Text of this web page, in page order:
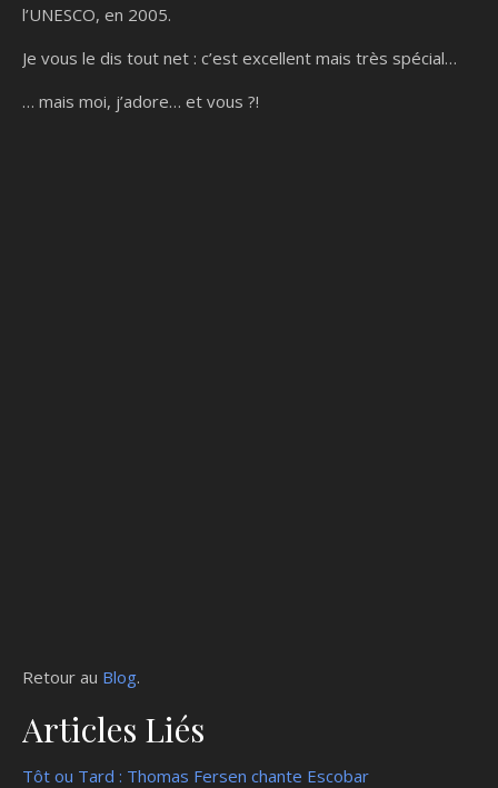
l’UNESCO, en 2005.
Je vous le dis tout net : c’est excellent mais très spécial…
… mais moi, j’adore… et vous ?!
Retour au Blog.
Articles Liés
Tôt ou Tard : Thomas Fersen chante Escobar